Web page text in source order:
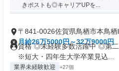
きポストも◎キャリアUPを...
〒841-0026佐賀県鳥栖市本鳥栖
月給26万5000円～32万9000円
資格 ◎未経験多数活躍中 ◎第
※短大・四年生大学卒業見込...
業界未経験歓迎 +27個